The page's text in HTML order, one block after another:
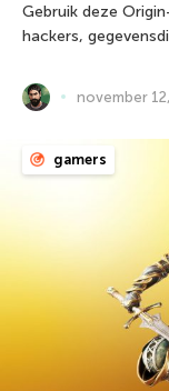
Gebruik deze
hackers,
november
gamers